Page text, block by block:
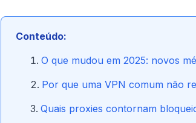
Conteúdo:
O que mudou em 2025: novos
Por que uma VPN comum não
Quais proxies contornam